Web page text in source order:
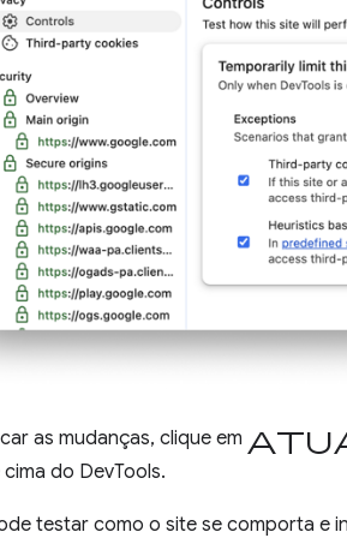
as mudanças, clique em
do DevTools.
testar como o site se comporta e